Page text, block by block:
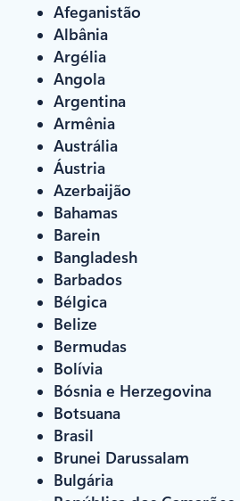
Afeganistão
Albânia
Argélia
Angola
Argentina
Armênia
Austrália
Áustria
Azerbaijão
Bahamas
Barein
Bangladesh
Barbados
Bélgica
Belize
Bermudas
Bolívia
Bósnia e Herzegovina
Botsuana
Brasil
Brunei Darussalam
Bulgária